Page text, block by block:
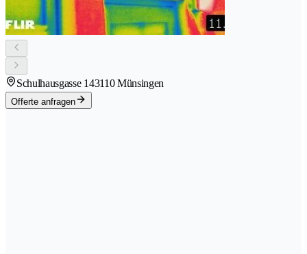
Schulhausgasse 143110 Münsingen
Offerte anfragen